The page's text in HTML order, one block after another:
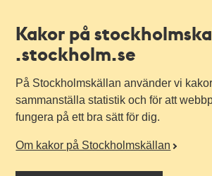
Kakor på
.stockholm.se
På Stockholmskällan använder vi
sammanställa statistik och för att
fungera på ett bra sätt för dig.
Om kakor på Stockholmskällan